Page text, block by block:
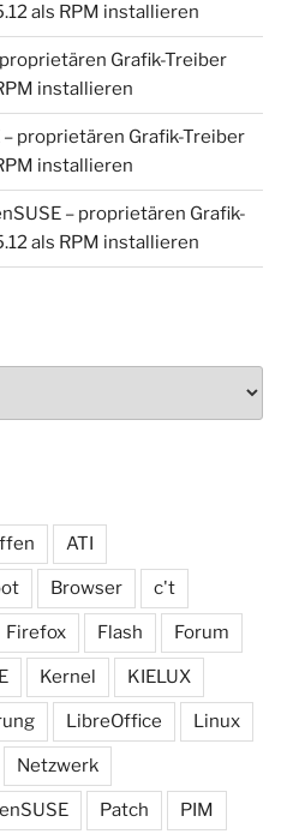
als RPM installieren
Grafik-Treiber
installieren
– proprietären Grafik-Treiber
installieren
– proprietären Grafik-
als RPM installieren
ATI
Browser c't
Firefox Flash Forum
Kernel KIELUX
LibreOffice Linux
Netzwerk
Patch PIM